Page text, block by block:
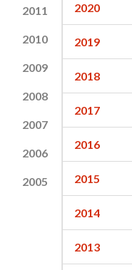
2011
2010
2009
2008
2007
2006
2005
2020
2019
2018
2017
2016
2015
2014
2013